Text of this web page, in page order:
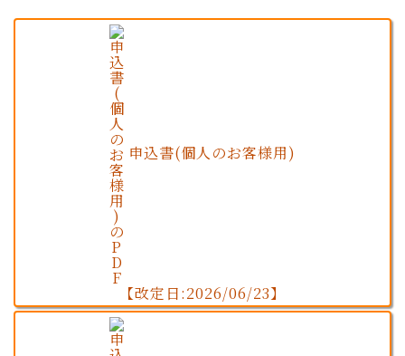
申込書(個人のお客様用)
【改定日:2026/06/23】